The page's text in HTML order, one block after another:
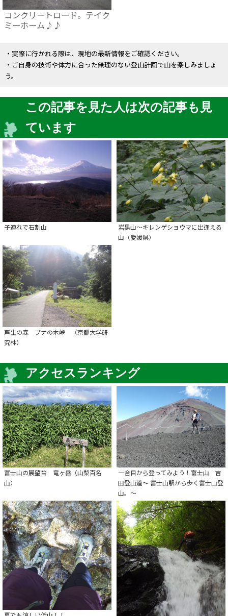
コンクリートロード。テイク
ミーホーム♪♪
・実際に行かれる際は、現地の最新情報をご確認ください。
・ご自身の技術や体力に合った無理のない登山計画で山を楽しみましょ
う。
この記事を見た人は次の記事も見
ています
子連れで石割山
岩黒山～キレンゲショウマに出逢える
山（愛媛県）
芦生の森 ブナの木峠 （京都大学研
究林）
アクセスランキング
富士山の展望台 竜ヶ岳（山梨百名
山）
一合目から登ってみよう！富士山 吉
田登山道～ 富士山駅から歩く富士山登
山。～